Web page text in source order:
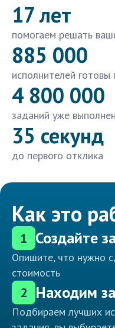
17 лет
помогаем решать
885 000
исполнителей готовы
4 800 000
заданий уже
35 секунд
до первого отклика
Как это
1 Создайте
Опишите, что нужно
стоимость
2 Находим
Подбираем лучших